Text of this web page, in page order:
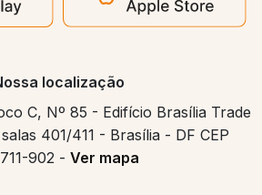
localização
C, Nº 85 - Edifício Brasília Trade
401/411 - Brasília - DF CEP
902 - Ver mapa